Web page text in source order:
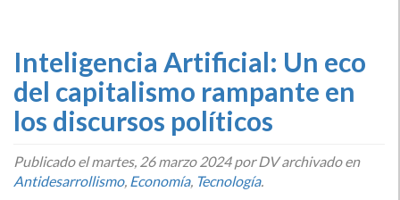
Inteligencia Artificial: Un eco
del capitalismo rampante en
los discursos políticos
Publicado elmartes, 26 marzo 2024por DV archivado en
Antidesarrollismo, Economí­a, Tecnologí­a.